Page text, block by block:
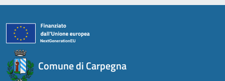
Comune di Carpegna